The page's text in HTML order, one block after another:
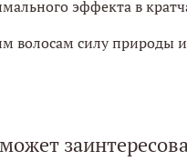
эффекта в
волосам силу природы